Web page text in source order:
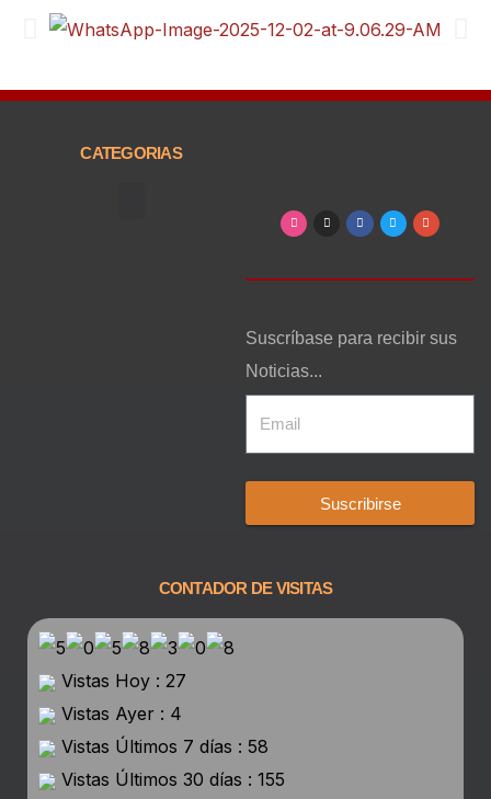
CATEGORIAS
Suscríbase para recibir sus
Noticias...
Suscribirse
CONTADOR DE VISITAS
Vistas Hoy : 27
Vistas Ayer : 4
Vistas Últimos 7 días : 58
Vistas Últimos 30 días : 155